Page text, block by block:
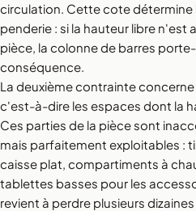
circulation. Cette cote
penderie : si la hauteur libre
pièce, la colonne de barres
conséquence.
La deuxième contrainte
c'est-à-dire les espaces dont la
Ces parties de la pièce sont
mais parfaitement exploitables :
caisse plat, compartiments à
tablettes basses pour les
revient à perdre plusieurs